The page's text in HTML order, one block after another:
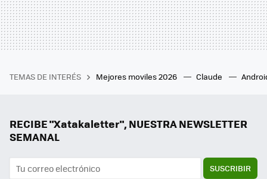
TEMAS DE INTERÉS Mejores moviles 2026 Claude
RECIBE "Xatakaletter", NUESTRA NEWSLETTER
SEMANAL
SUSCRIBIR